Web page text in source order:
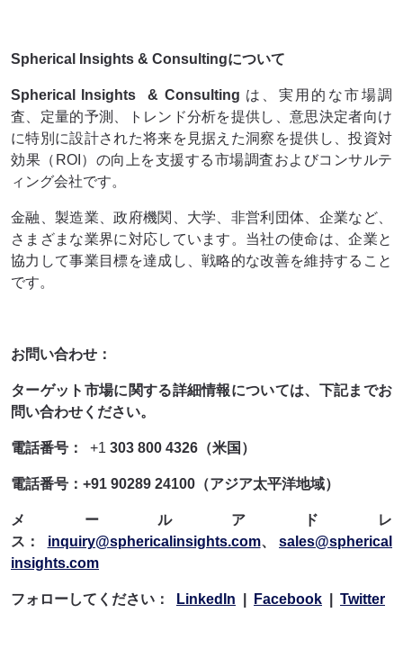
Spherical Insights & Consultingについて
Spherical Insights & Consulting は、実用的な市場調
査、定量的予測、トレンド分析を提供し、意思決定者向け
に特別に設計された将来を見据えた洞察を提供し、投資対
効果（ROI）の向上を支援する市場調査およびコンサルテ
ィング会社です。
金融、製造業、政府機関、大学、非営利団体、企業など、
さまざまな業界に対応しています。当社の使命は、企業と
協力して事業目標を達成し、戦略的な改善を維持すること
です。
お問い合わせ：
ターゲット市場に関する詳細情報については、下記までお
問い合わせください。
電話番号： +1 303 800 4326（米国）
電話番号：+91 90289 24100（アジア太平洋地域）
メールアドレ
ス： inquiry@sphericalinsights.com、
sales@spherical
insights.com
フォローしてください： LinkedIn Facebook Twitter